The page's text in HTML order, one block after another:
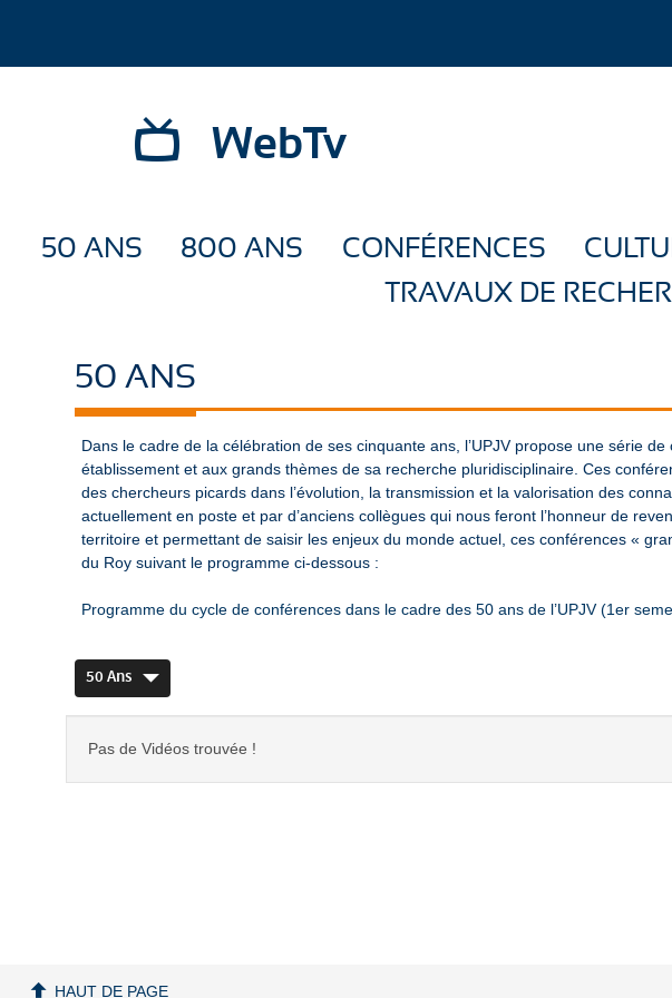
WebTv
50 ANS 800 ANS CONFÉRENCES
TRAVAUX DE
50 ANS
Dans le cadre de la célébration de ses cinquante ans, l’UPJV propose une série
établissement et aux grands thèmes de sa recherche pluridisciplinaire. Ces
des chercheurs picards dans l’évolution, la transmission et la valorisation des
actuellement en poste et par d’anciens collègues qui nous feront l’honneur de
territoire et permettant de saisir les enjeux du monde actuel, ces conférences «
du Roy suivant le programme ci-dessous :
Programme du cycle de conférences dans le cadre des 50 ans de l’UPJV (1er
50 Ans
Pas de Vidéos trouvée !
HAUT DE PAGE